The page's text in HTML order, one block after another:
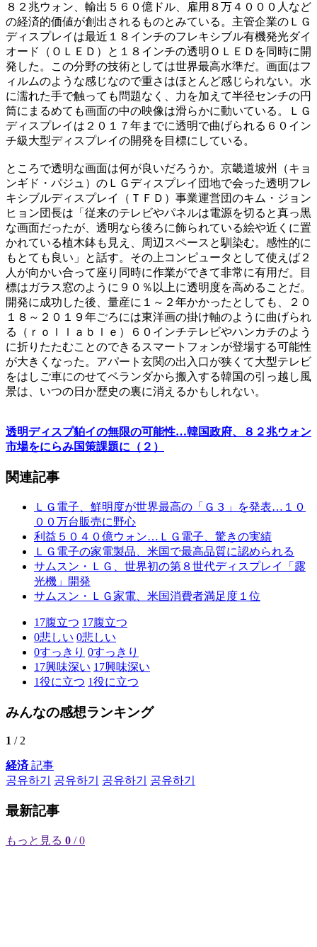
８２兆ウォン、輸出５６０億ドル、雇用８万４０００人など
の経済的価値が創出されるものとみている。主管企業のＬＧ
ディスプレイは最近１８インチのフレキシブル有機発光ダイ
オード（ＯＬＥＤ）と１８インチの透明ＯＬＥＤを同時に開
発した。この分野の技術としては世界最高水準だ。画面はフ
ィルムのような感じなので重さはほとんど感じられない。水
に濡れた手で触っても問題なく、力を加えて半径センチの円
筒にまるめても画面の中の映像は滑らかに動いている。ＬＧ
ディスプレイは２０１７年までに透明で曲げられる６０イン
チ級大型ディスプレイの開発を目標にしている。
ところで透明な画面は何が良いだろうか。京畿道坡州（キョ
ンギド・パジュ）のＬＧディスプレイ団地で会った透明フレ
キシブルディスプレイ（ＴＦＤ）事業運営団のキム・ジョン
ヒョン団長は「従来のテレビやパネルは電源を切ると真っ黒
な画面だったが、透明なら後ろに飾られている絵や近くに置
かれている植木鉢も見え、周辺スペースと馴染む。感性的に
もとても良い」と話す。その上コンピュータとして使えば２
人が向かい合って座り同時に作業ができて非常に有用だ。目
標はガラス窓のように９０％以上に透明度を高めることだ。
開発に成功した後、量産に１～２年かかったとしても、２０
１８～２０１９年ごろには東洋画の掛け軸のように曲げられ
る（ｒｏｌｌａｂｌｅ）６０インチテレビやハンカチのよう
に折りたたむことのできるスマートフォンが登場する可能性
が大きくなった。アパート玄関の出入口が狭くて大型テレビ
をはしご車にのせてベランダから搬入する韓国の引っ越し風
景は、いつの日か歴史の裏に消えるかもしれない。
透明ディスプ貃イの無限の可能性…韓国政府、８２兆ウォン
市場をにらみ国策課題に（２）
関連記事
ＬＧ電子、鮮明度が世界最高の「Ｇ３」を発表…１０
００万台販売に野心
利益５０４０億ウォン…ＬＧ電子、驚きの実績
ＬＧ電子の家電製品、米国で最高品質に認められる
サムスン・ＬＧ、世界初の第８世代ディスプレイ「露
光機」開発
サムスン・ＬＧ家電、米国消費者満足度１位
17腹立つ 17腹立つ
0悲しい 0悲しい
0すっきり 0すっきり
17興味深い 17興味深い
1役に立つ 1役に立つ
みんなの感想ランキング
1 / 2
経済記事
공유하기
공유하기 공유하기 공유하기
最新記事
もっと見る 0 / 0